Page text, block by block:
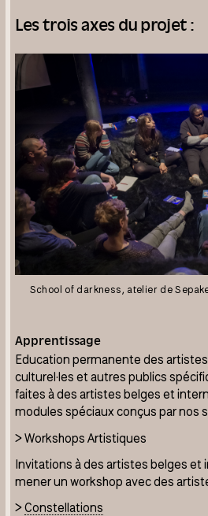
Les trois axes du projet :
School of darkness, atelier de
Apprentissage
Education permanente des
culturel·les et autres publics
faites à des artistes belges et
modules spéciaux conçus par nos
> Workshops Artistiques
Invitations à des artistes belges et
mener un workshop avec des
>Constellations